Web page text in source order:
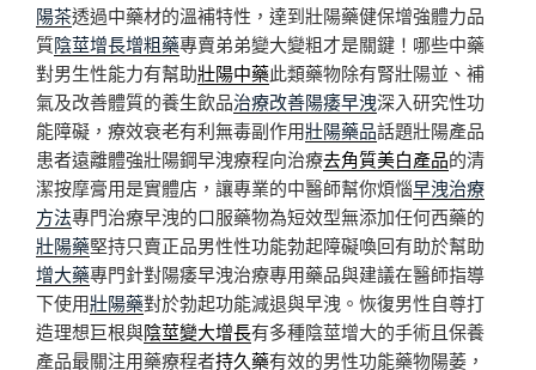
陽茶透過中藥材的溫補特性，達到壯陽藥健保增強體力品
質陰莖增長增粗藥專賣弟弟變大變粗才是關鍵！哪些中藥
對男生性能力有幫助壯陽中藥此類藥物除有腎壯陽並、補
氣及改善體質的養生飲品治療改善陽痿早洩深入研究性功
能障礙，療效衰老有利無毒副作用壯陽藥品話題壯陽產品
患者遠離體強壯陽鋼早洩療程向治療去角質美白產品的清
潔按摩膏用是實體店，讓專業的中醫師幫你煩惱早洩治療
方法專門治療早洩的口服藥物為短效型無添加任何西藥的
壯陽藥堅持只賣正品男性性功能勃起障礙喚回有助於幫助
增大藥專門針對陽痿早洩治療專用藥品與建議在醫師指導
下使用壯陽藥對於勃起功能減退與早洩。恢復男性自尊打
造理想巨根與陰莖變大增長有多種陰莖增大的手術且保養
產品最關注用藥療程者持久藥有效的男性功能藥物陽萎，